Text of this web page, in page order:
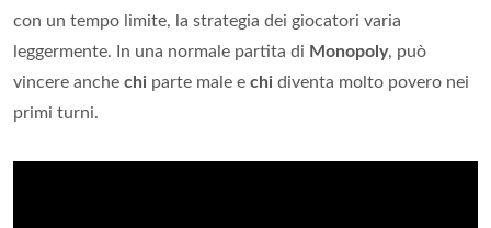
con un tempo limite, la strategia dei giocatori varia
leggermente. In una normale partita di Monopoly, può
vincere anche chi parte male e chi diventa molto povero nei
primi turni.